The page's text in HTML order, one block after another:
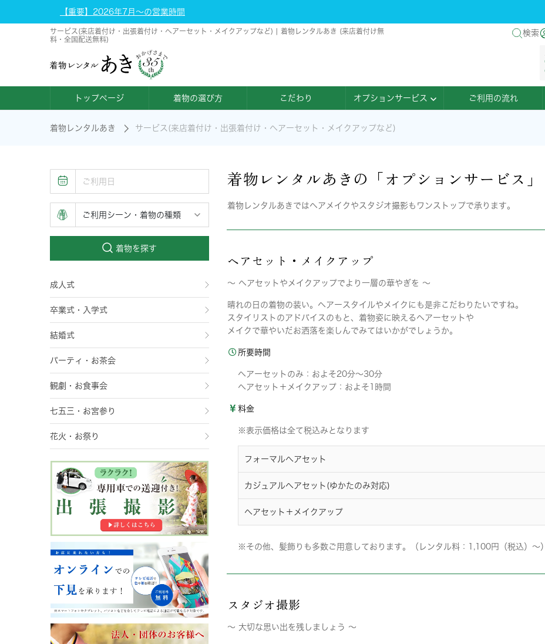
【重要】2026年7月～の営業時間
サービス(来店着付け・出張着付け・ヘアーセット・メイクアップなど) | 着物レンタルあき (来店着付け無
料・全国配送無料)
検索
トップページ 着物の選び方 こだわり オプションサービス ご利用の流れ
着物レンタルあき サービス(来店着付け・出張着付け・ヘアーセット・メイクアップなど)
着物を探す
成人式
卒業式・入学式
結婚式
パーティ・お茶会
観劇・お食事会
七五三・お宮参り
花火・お祭り
着物レンタルあきの「オプションサービス」
着物レンタルあきではヘアメイクやスタジオ撮影もワンストップで承ります。
ヘアセット・メイクアップ
〜 ヘアセットやメイクアップでより一層の華やぎを 〜
晴れの日の着物の装い。ヘアースタイルやメイクにも是非こだわりたいですね。
スタイリストのアドバイスのもと、着物姿に映えるヘアーセットや
メイクで華やいだお洒落を楽しんでみてはいかがでしょうか。
所要時間
ヘアーセットのみ：およそ20分〜30分
へアセット＋メイクアップ：およそ1時間
料金
※表示価格は全て税込みとなります
フォーマルへアセット
カジュアルへアセット(ゆかたのみ対応)
へアセット＋メイクアップ
※その他、髪飾りも多数ご用意しております。（レンタル料：1,100円（税込）～）
スタジオ撮影
〜 大切な思い出を残しましょう 〜